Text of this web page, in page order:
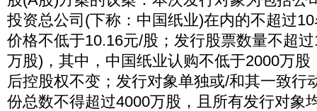
投资总公司(下称：中国纸业)在内的不超过
价格不低于10.16元/股；发行股票数量不超
万股)，其中，中国纸业认购不低于2000万
后控股权不变；发行对象单独或/和其一致行
份总数不得超过4000万股，且所有发行对象